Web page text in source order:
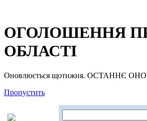
ОГОЛОШЕННЯ
ОБЛАСТІ
Оновлюється щотижня. ОСТАННЄ
Пропустить